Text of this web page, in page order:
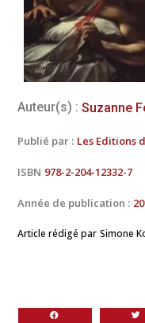
Auteur(s) : Suzanne
Publié par : Les Editions
ISBN 978-2-204-12332-7
Année de publication :
Article rédigé par Simone